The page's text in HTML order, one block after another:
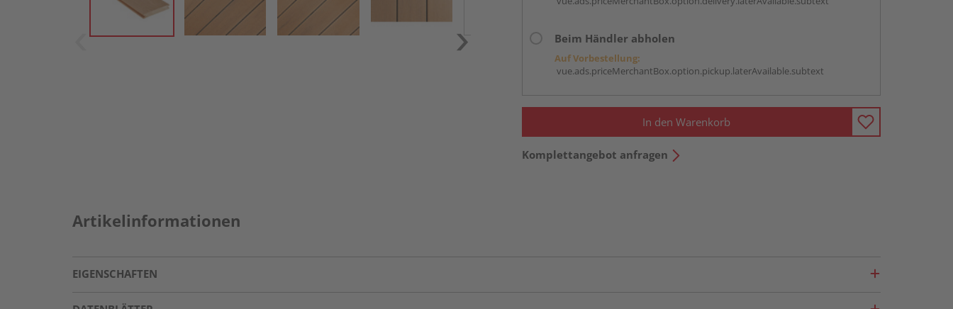
Beim Händler abholen
Auf Vorbestellung:
vue.ads.priceMerchantBox.option.pickup.laterAvailable.subtext
In den Warenkorb
Komplettangebot anfragen
Artikelinformationen
EIGENSCHAFTEN